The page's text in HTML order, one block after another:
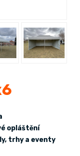
opláštění
trhy a eventy